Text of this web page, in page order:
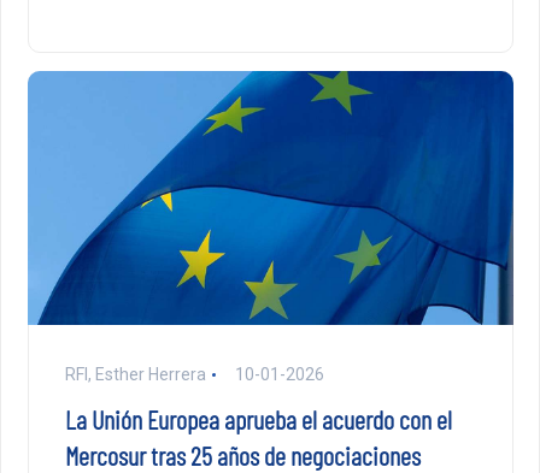
RFI, Esther Herrera 10-01-2026
La Unión Europea aprueba el acuerdo con el
Mercosur tras 25 años de negociaciones